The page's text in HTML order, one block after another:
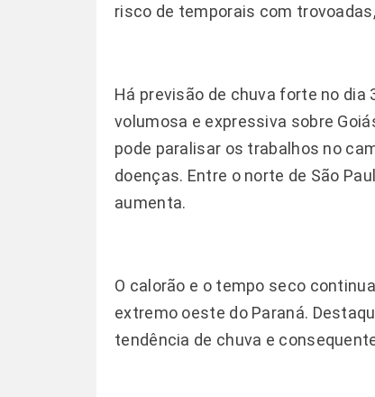
risco de temporais com
Há previsão de chuva forte no dia
volumosa e expressiva sobre
pode paralisar os trabalhos no
doenças. Entre o norte de São
aumenta.
O calorão e o tempo seco
extremo oeste do Paraná.
tendência de chuva e